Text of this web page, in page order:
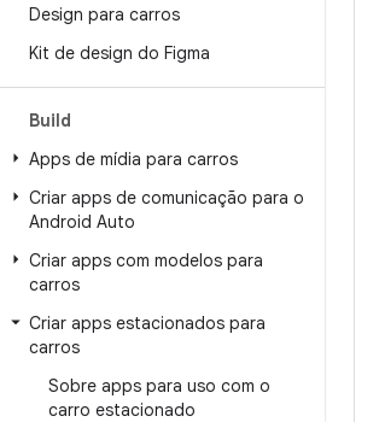
Design para carros
Kit de design do Figma
Build
Apps de mídia para carros
Criar apps de comunicação para o
Android Auto
Criar apps com modelos para
carros
Criar apps estacionados para
carros
Sobre apps para uso com o
carro estacionado